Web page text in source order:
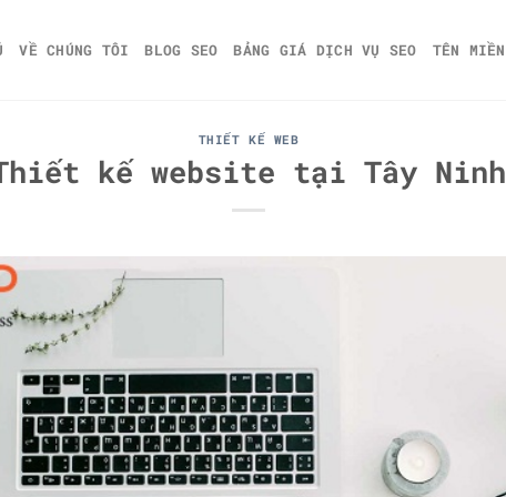
VỀ CHÚNG TÔI BLOG SEO BẢNG GIÁ DỊCH VỤ SEO TÊN MIỀN
THIẾT KẾ WEB
kế website tại Tây Ninh